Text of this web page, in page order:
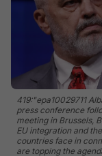
419:"epa10029711
press conference
meeting in Brussels,
EU integration and
countries face in
are topping the